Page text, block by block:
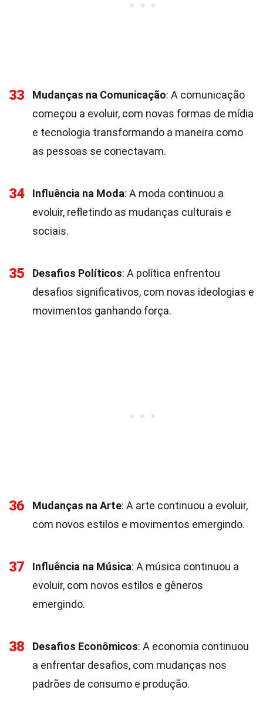
33 Mudanças na Comunicação: A comunicação
começou a evoluir, com novas formas de mídia
e tecnologia transformando a maneira como
as pessoas se conectavam.
34 Influência na Moda: A moda continuou a
evoluir, refletindo as mudanças culturais e
sociais.
35 Desafios Políticos: A política enfrentou
desafios significativos, com novas ideologias e
movimentos ganhando força.
36 Mudanças na Arte: A arte continuou a evoluir,
com novos estilos e movimentos emergindo.
37 Influência na Música: A música continuou a
evoluir, com novos estilos e gêneros
emergindo.
38 Desafios Econômicos: A economia continuou
a enfrentar desafios, com mudanças nos
padrões de consumo e produção.